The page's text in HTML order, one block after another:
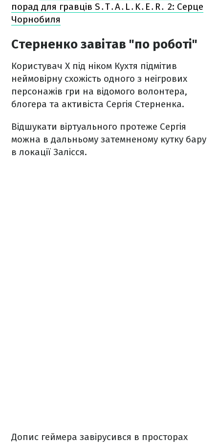
порад для гравців S․T․A․L․K․E․R․ 2: Серце
Чорнобиля
Стерненко завітав "по роботі"
Користувач X під ніком Кухтя підмітив
неймовірну схожість одного з неігрових
персонажів гри на відомого волонтера,
блогера та активіста Сергія Стерненка.
Відшукати віртуального протеже Сергія
можна в дальньому затемненому кутку бару
в локації Залісся.
Допис геймера завірусився в просторах